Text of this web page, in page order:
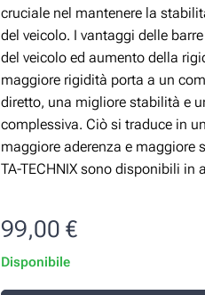
cruciale nel mantenere la
del veicolo. I vantaggi delle
del veicolo ed aumento della
maggiore rigidità porta a un
diretto, una migliore stabilità e
complessiva. Ciò si traduce in
maggiore aderenza e maggiore
TA-TECHNIX sono disponibili in
99,00 €
Disponibile